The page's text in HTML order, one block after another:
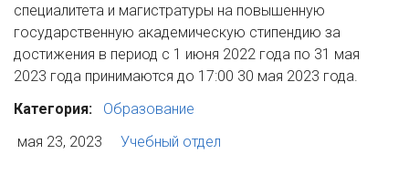
специалитета и магистратуры на повышенную
государственную академическую стипендию за
достижения в период с 1 июня 2022 года по 31 мая
2023 года принимаются до 17:00 30 мая 2023 года.
Категория:
Образование
мая 23, 2023
Учебный отдел